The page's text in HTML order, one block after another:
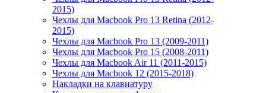
2015)
Чехлы для Macbook Pro 13 Retina (2012-
2015)
Чехлы для Macbook Pro 13 (2009-2011)
Чехлы для Macbook Pro 15 (2008-2011)
Чехлы для Macbook Air 11 (2011-2015)
Чехлы для Macbook 12 (2015-2018)
Накладки на клавиатуру